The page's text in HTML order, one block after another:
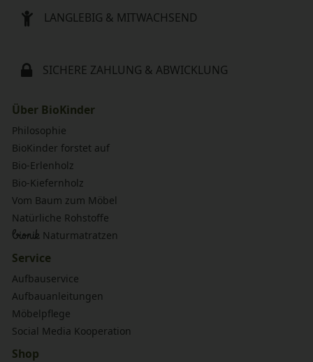
LANGLEBIG & MITWACHSEND
SICHERE ZAHLUNG & ABWICKLUNG
Über BioKinder
Philosophie
BioKinder forstet auf
Bio-Erlenholz
Bio-Kiefernholz
Vom Baum zum Möbel
Natürliche Rohstoffe
bionik Naturmatratzen
Service
Aufbauservice
Aufbauanleitungen
Möbelpflege
Social Media Kooperation
Shop